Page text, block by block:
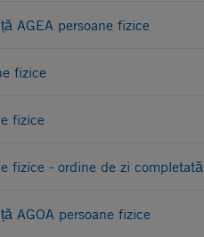
AGEA persoane fizice
fizice
fizice
fizice - ordine de zi completată
AGOA persoane fizice